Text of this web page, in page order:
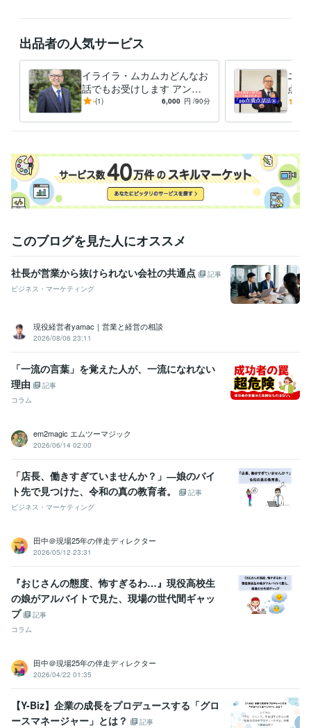
ベストプラクティス賞 ワールドベストマネージャー
とは何？ コミュニケーションの取り方を知りたい
資格・検定
メンタルヘルスマネジメント検定 取得年 : 2021年
得意分野
営業 人材育成
悩み相談・カウンセリング 怒りに対するコンサルタント
営業 管理職 人材育成 家庭 アンガーマネジメント
出品者の人気サービス
イライラ・ムカムカどんなお
話でもお受けします アンガ
ーマネジメントコンサルタン
す
-(1) 6,000 円 /90分
ニー
点話
ニー
う。
このブログを見た人にオススメ
社長が営業から抜けられない会社の共通点
記事
ビジネス・マーケティング
現役経営者yamac｜営業と経営の相談
2026/08/06 23:11
「一流の言葉」を覚えた人が、一流になれない
理由
記事
コラム
em2magic エムツーマジック
2026/06/14 02:00
「店長、働きすぎていませんか？」―娘のバイ
ト先で見つけた、令和の真の教育者。
記事
ビジネス・マーケティング
田中＠現場25年の伴走ディレクター
2026/05/12 23:31
『おじさんの態度、怖すぎるわ…』現役高校生
の娘がアルバイトで見た、現場の世代間ギャッ
プ
記事
コラム
田中＠現場25年の伴走ディレクター
2026/04/22 01:35
【Y-Biz】企業の成長をプロデュースする「グロ
ースマネージャー」とは？
記事